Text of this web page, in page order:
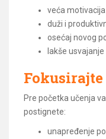
veća
duži i
osećaj novog
lakše
Pre početka učenja
postignete:
unapređenje